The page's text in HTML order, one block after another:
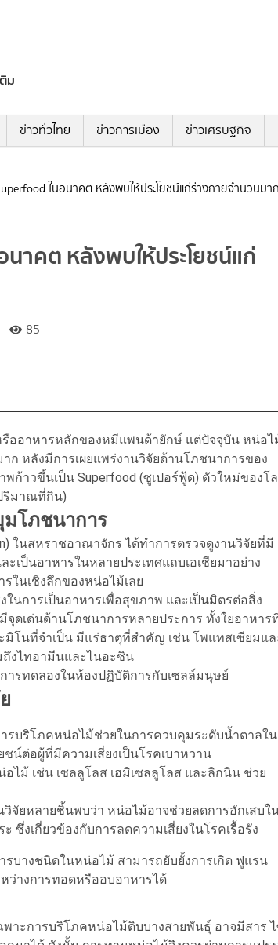
ม
ข่าวทั่วไทย ข่าวการเมือง ข่าวเศรษฐกิจ
ในอนาคต หลังพบให้ประโยชน์แก่ร่างกายจำนวนมาก
นาคต หลังพบให้ประโยชน์แก่
85
รืออาหารหลักของหมีแพนด้ายักษ์ แต่ปัจจุบัน หน่อไ
ก หลังมีการเผยแพร่งานวิจัยด้านโภชนาการของ
ก้าวขึ้นเป็น Superfood (ซูเปอร์ฟู้ด) ตัวใหม่ของโ
ริมาณที่กิน)
มโภชนาการ
ในสหราชอาณาจักร ได้ทำการตรวจดูงานวิจัยที่มี
เป็นอาหารในหลายประเทศแถบเอเชียมาอย่าง
ในเชิงลึกของหน่อไม้เลย
นการเป็นอาหารเพื่อสุขภาพ และเป็นมิตรต่อสิ่ง
ดเด่นด้านโภชนาการหลายประการ ทั้งใยอาหาร
โนที่จำเป็น มีแร่ธาตุที่สำคัญ เช่น โพแทสเซียมแล
ถึงไทอามีนและไนอะซิน
ารทดลองในห้องปฏิบัติการกับเซลล์มนุษย์
รบริโภคหน่อไม้ช่วยในการควบคุมระดับน้ำตาลใน
น์ต่อผู้ที่มีความเสี่ยงเป็นโรคเบาหวาน
ไม้ เช่น เซลลูโลส เฮมิเซลลูโลส และลิกนิน ช่วย
จัยหลายชิ้นพบว่า หน่อไม้อาจช่วยลดการอักเสบใ
ซึ่งเกี่ยวข้องกับการลดความเสี่ยงในโรคเรื้อรัง
รบางชนิดในหน่อไม้ สามารถยับยั้งการเกิด ฟูแรน
ว่างการทอดหรืออบอาหารได้
าะการบริโภคหน่อไม้ดิบบางสายพันธุ์ อาจมีสาร